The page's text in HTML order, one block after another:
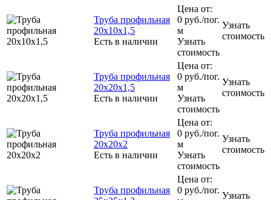
Труба профильная
20x10x1,5
Есть в наличии
Цена от:
0 руб./пог.
м
Узнать
стоимость
Узнать
стоимость
Труба профильная
20х20х1,5
Есть в наличии
Цена от:
0 руб./пог.
м
Узнать
стоимость
Узнать
стоимость
Труба профильная
20х20х2
Есть в наличии
Цена от:
0 руб./пог.
м
Узнать
стоимость
Узнать
стоимость
Труба профильная
Цена от:
0 руб./пог.
Узнать